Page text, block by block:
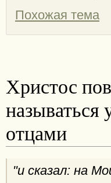
Похожая тема
Христос
называться
отцами
"и сказал: на